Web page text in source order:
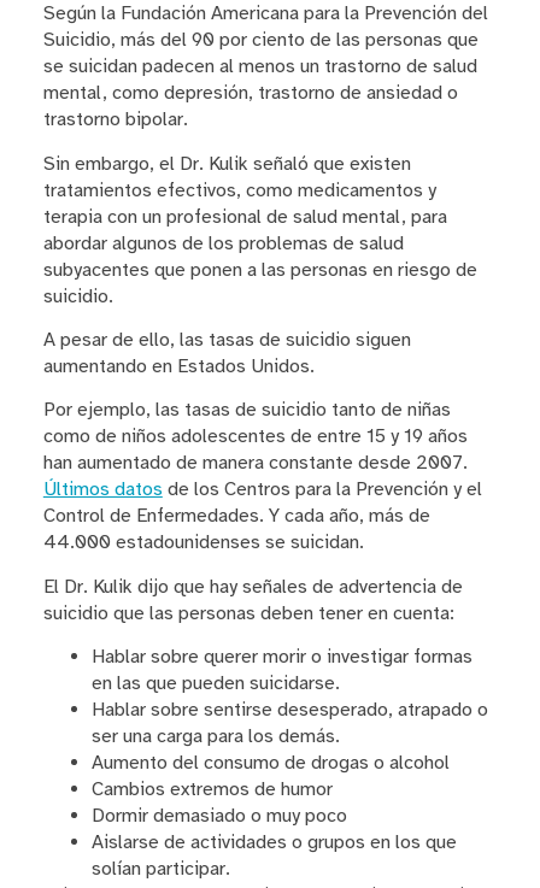
Según la Fundación Americana para la Prevención del
Suicidio, más del 90 por ciento de las personas que
se suicidan padecen al menos un trastorno de salud
mental, como depresión, trastorno de ansiedad o
trastorno bipolar.
Sin embargo, el Dr. Kulik señaló que existen
tratamientos efectivos, como medicamentos y
terapia con un profesional de salud mental, para
abordar algunos de los problemas de salud
subyacentes que ponen a las personas en riesgo de
suicidio.
A pesar de ello, las tasas de suicidio siguen
aumentando en Estados Unidos.
Por ejemplo, las tasas de suicidio tanto de niñas
como de niños adolescentes de entre 15 y 19 años
han aumentado de manera constante desde 2007.
Últimos datos de los Centros para la Prevención y el
Control de Enfermedades. Y cada año, más de
44.000 estadounidenses se suicidan.
El Dr. Kulik dijo que hay señales de advertencia de
suicidio que las personas deben tener en cuenta:
Hablar sobre querer morir o investigar formas
en las que pueden suicidarse.
Hablar sobre sentirse desesperado, atrapado o
ser una carga para los demás.
Aumento del consumo de drogas o alcohol
Cambios extremos de humor
Dormir demasiado o muy poco
Aislarse de actividades o grupos en los que
solían participar.